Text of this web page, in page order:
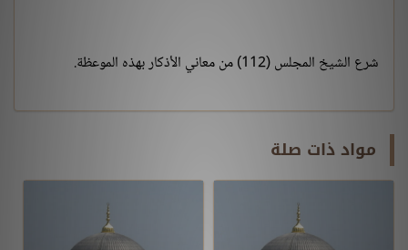
شرع الشيخ المجلس (112) من معاني الأذكار بهذه الموعظة.
مواد ذات صلة